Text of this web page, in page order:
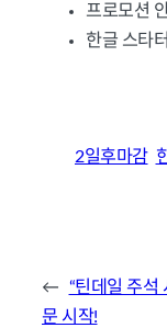
프로모션
한글 스타
2일후마감
←
“틴데일 주석
문 시작!